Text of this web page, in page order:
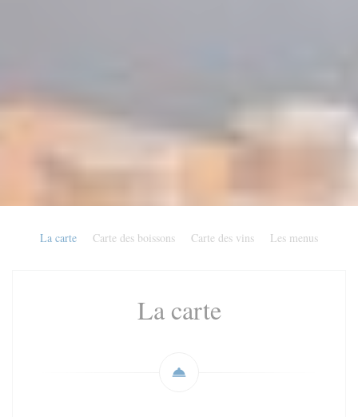
La carte Carte des boissons Carte des vins Les menus
La carte